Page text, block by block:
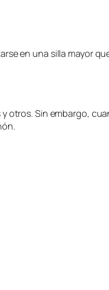
en una silla mayor
otros. Sin embargo,